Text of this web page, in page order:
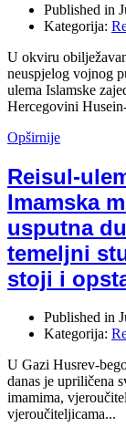
Published in
Kategorija:
U okviru
neuspjelog vojnog
ulema Islamske
Hercegovini
Opširnije
Reisul-
Imamska
usputna
temeljni
stoji i
Published in
Kategorija:
U Gazi Husrev-
danas je upriličena
imamima,
vjeroučiteljicama...